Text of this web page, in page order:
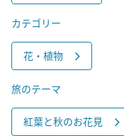
カテゴリー
花・植物
旅のテーマ
紅葉と秋のお花見